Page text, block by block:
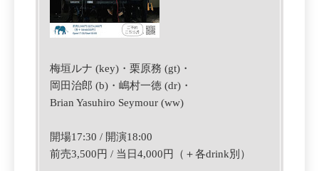
梅垣ルナ (key)・栗原務 (gt)・
岡田治郎 (b)・嶋村一徳 (dr)・
Brian Yasuhiro Seymour (ww)
開場17:30 / 開演18:00
前売3,500円 / 当日4,000円（＋各drink別）